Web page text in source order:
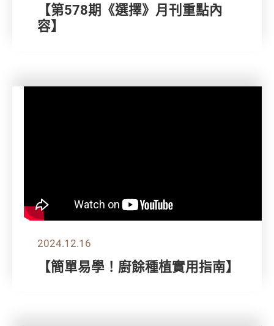
【第578期《選擇》月刊重點內
容】
2024.12.16
【簡單易學！廚餘種植實用指南】